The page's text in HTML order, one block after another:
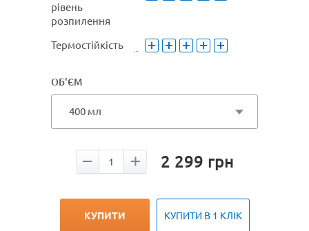
рівень
розпилення
Термостійкість
ОБ'ЄМ
400 мл
2 299 грн
КУПИТИ КУПИТИ В 1 КЛІК